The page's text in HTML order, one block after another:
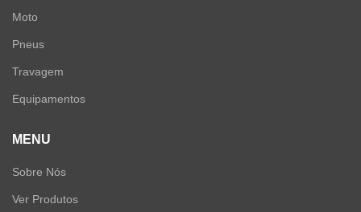
Moto
Pneus
Travagem
Equipamentos
MENU
Sobre Nós
Ver Produtos